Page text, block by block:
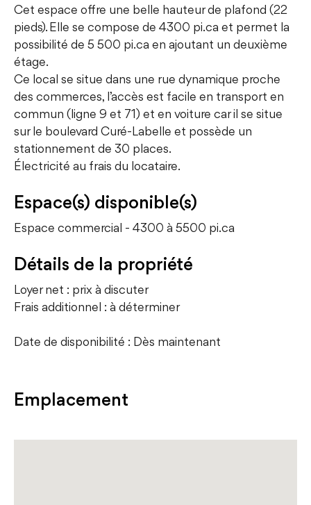
Cet espace offre une belle hauteur de plafond (22
pieds). Elle se compose de 4300 pi.ca et permet la
possibilité de 5 500 pi.ca en ajoutant un deuxième
étage.
Ce local se situe dans une rue dynamique proche
des commerces, l’accès est facile en transport en
commun (ligne 9 et 71) et en voiture car il se situe
sur le boulevard Curé-Labelle et possède un
stationnement de 30 places.
Électricité au frais du locataire.
Espace(s) disponible(s)
Espace commercial - 4300 à 5500 pi.ca
Détails de la propriété
Loyer net : prix à discuter
Frais additionnel : à déterminer
Date de disponibilité : Dès maintenant
Emplacement